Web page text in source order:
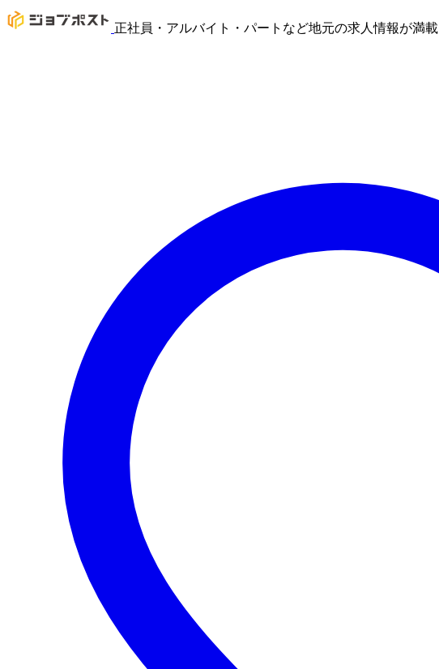
正社員・アルバイト・パートなど地元の求人情報が満載